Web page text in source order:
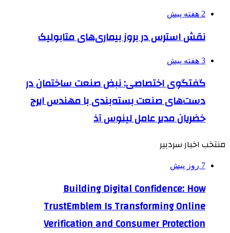
2 هفته پیش
نقش استرس در بروز بیماری‌های متابولیک
3 هفته پیش
گفتگوی اختصاصی: نبض صنعت ساختمان در
دست‌های صنعت بسته‌بندی با مهندس ایرج
خضریان مدیر عامل لینوس آذ
منتخب اخبار سردبیر
7 روز پیش
Building Digital Confidence: How
TrustEmblem Is Transforming Online
Verification and Consumer Protection